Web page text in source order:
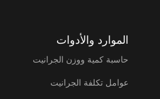
الموارد والأدوات
حاسبة كمية ووزن الجرانيت
عوامل تكلفة الجرانيت